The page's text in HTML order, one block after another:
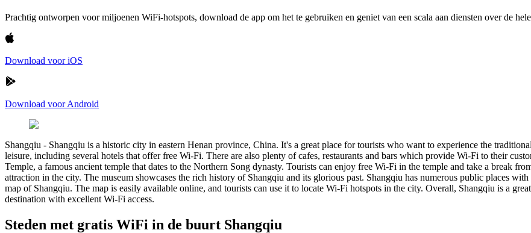
Prachtig ontworpen voor miljoenen WiFi-hotspots, download de app om het te gebruiken en geniet van een scala aan diensten over de
Download voor iOS
Download voor Android
Shangqiu - Shangqiu is a historic city in eastern Henan province, China. It's a great place for tourists who want to experience the
leisure, including several hotels that offer free Wi-Fi. There are also plenty of cafes, restaurants and bars which provide Wi-Fi to their
Temple, a famous ancient temple that dates to the Northern Song dynasty. Tourists can enjoy free Wi-Fi in the temple and take a break
attraction in the city. The museum showcases the rich history of Shangqiu and its glorious past. Shangqiu has numerous public places
map of Shangqiu. The map is easily available online, and tourists can use it to locate Wi-Fi hotspots in the city. Overall, Shangqiu is a
destination with excellent Wi-Fi access.
Steden met gratis WiFi in de buurt Shangqiu